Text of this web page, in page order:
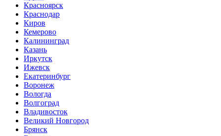
Красноярск
Краснодар
Киров
Кемерово
Калининград
Казань
Иркутск
Ижевск
Екатеринбург
Воронеж
Вологда
Волгоград
Владивосток
Великий Новгород
Брянск